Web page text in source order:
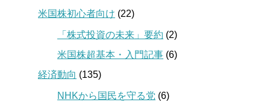
米国株初心者向け (22)
「株式投資の未来」要約 (2)
米国株超基本・入門記事 (6)
経済動向 (135)
NHKから国民を守る党 (6)